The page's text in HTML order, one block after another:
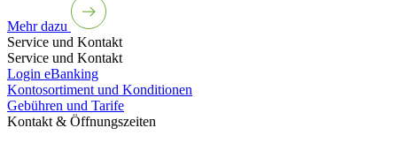
Mehr dazu
Service und Kontakt
Service und Kontakt
Login eBanking
Kontosortiment und Konditionen
Gebühren und Tarife
Kontakt & Öffnungszeiten